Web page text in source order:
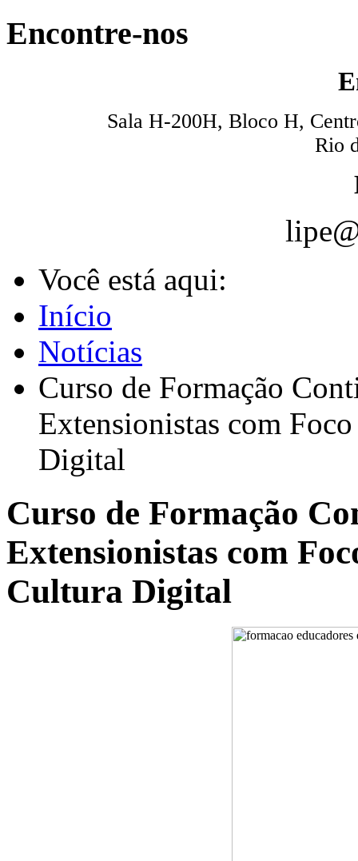
Encontre-nos
Sala H-200H, Bloco H,
Rio
Você está aqui:
Início
Notícias
Curso de Formação
Extensionistas com
Digital
Curso de Formação
Extensionistas com
Cultura Digital